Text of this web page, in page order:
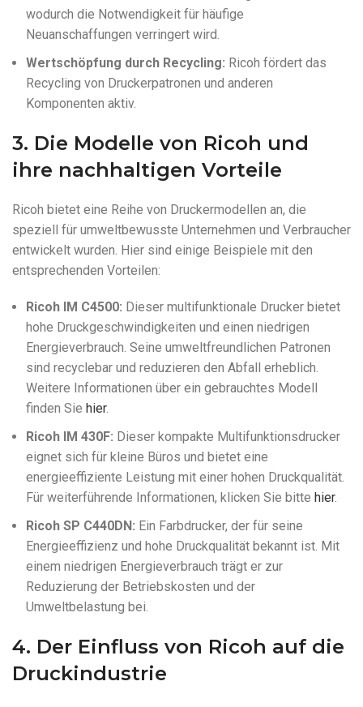
wodurch die Notwendigkeit für häufige
Neuanschaffungen verringert wird.
Wertschöpfung durch Recycling: Ricoh fördert das
Recycling von Druckerpatronen und anderen
Komponenten aktiv.
3. Die Modelle von Ricoh und
ihre nachhaltigen Vorteile
Ricoh bietet eine Reihe von Druckermodellen an, die
speziell für umweltbewusste Unternehmen und Verbraucher
entwickelt wurden. Hier sind einige Beispiele mit den
entsprechenden Vorteilen:
Ricoh IM C4500: Dieser multifunktionale Drucker bietet
hohe Druckgeschwindigkeiten und einen niedrigen
Energieverbrauch. Seine umweltfreundlichen Patronen
sind recyclebar und reduzieren den Abfall erheblich.
Weitere Informationen über ein gebrauchtes Modell
finden Sie hier.
Ricoh IM 430F: Dieser kompakte Multifunktionsdrucker
eignet sich für kleine Büros und bietet eine
energieeffiziente Leistung mit einer hohen Druckqualität.
Für weiterführende Informationen, klicken Sie bitte hier.
Ricoh SP C440DN: Ein Farbdrucker, der für seine
Energieeffizienz und hohe Druckqualität bekannt ist. Mit
einem niedrigen Energieverbrauch trägt er zur
Reduzierung der Betriebskosten und der
Umweltbelastung bei.
4. Der Einfluss von Ricoh auf die
Druckindustrie